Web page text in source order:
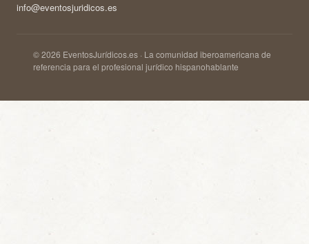
info@eventosjuridicos.es
© 2026 EventosJurídicos.es · La comunidad iberoamericana de
referencia para el profesional jurídico hispanohablante